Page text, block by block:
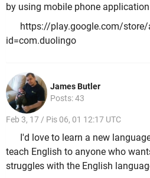
by using mobile phone
https://play.google.com/
id=com.duolingo
James Butler
Posts: 43
Feb 3, 17 / Pis 06, 01 12:17 UTC
I'd love to learn a new
teach English to anyone who
struggles with the English